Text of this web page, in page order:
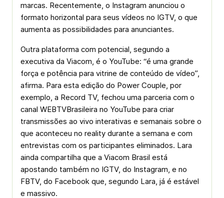
marcas. Recentemente, o Instagram anunciou o
formato horizontal para seus vídeos no IGTV, o que
aumenta as possibilidades para anunciantes.
Outra plataforma com potencial, segundo a
executiva da Viacom, é o YouTube: “é uma grande
força e potência para vitrine de conteúdo de vídeo”,
afirma. Para esta edição do Power Couple, por
exemplo, a Record TV, fechou uma parceria com o
canal WEBTVBrasileira no YouTube para criar
transmissões ao vivo interativas e semanais sobre o
que aconteceu no reality durante a semana e com
entrevistas com os participantes eliminados. Lara
ainda compartilha que a Viacom Brasil está
apostando também no IGTV, do Instagram, e no
FBTV, do Facebook que, segundo Lara, já é estável
e massivo.